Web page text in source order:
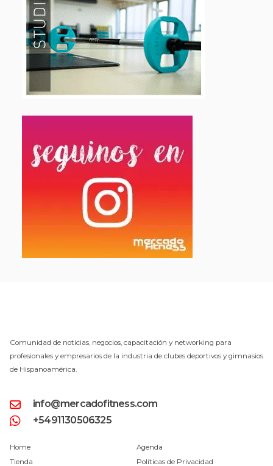
Comunidad de noticias, negocios, capacitación y networking para
profesionales y empresarios de la industria de clubes deportivos y gimnasios
de Hispanoamérica.
info@mercadofitness.com
+5491130506325
Home
Tienda
Agenda
Políticas de Privacidad